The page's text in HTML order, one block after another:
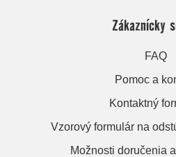
Zákaznícky
FAQ
Pomoc a
Kontaktný
Vzorový formulár na
Možnosti doručenia